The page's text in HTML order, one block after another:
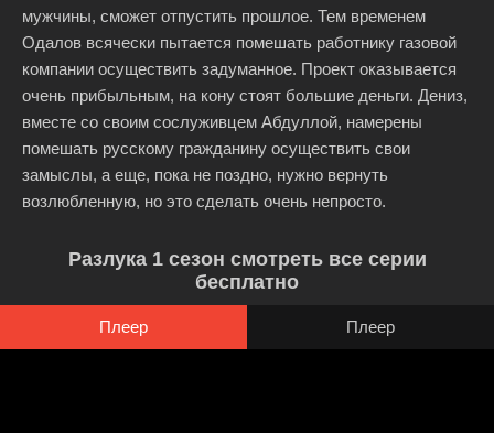
мужчины, сможет отпустить прошлое. Тем временем
Одалов всячески пытается помешать работнику газовой
компании осуществить задуманное. Проект оказывается
очень прибыльным, на кону стоят большие деньги. Дениз,
вместе со своим сослуживцем Абдуллой, намерены
помешать русскому гражданину осуществить свои
замыслы, а еще, пока не поздно, нужно вернуть
возлюбленную, но это сделать очень непросто.
Разлука 1 сезон смотреть все серии
бесплатно
Плеер Плеер